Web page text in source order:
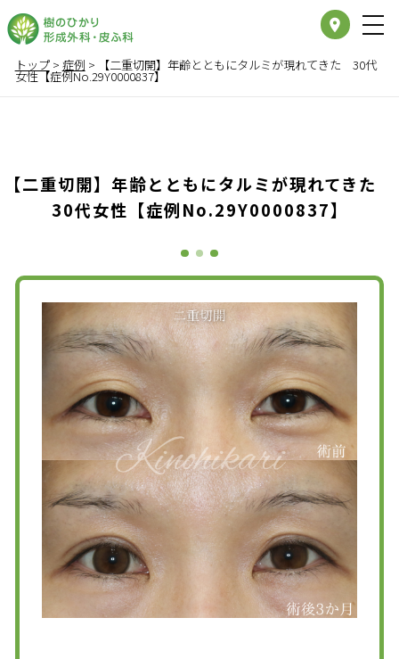
place
トップ> 症例 > 【二重切開】年齢とともにタルミが現れてきた 30代
女性【症例No.29Y0000837】
【二重切開】年齢とともにタルミが現れてきた
30代女性【症例No.29Y0000837】